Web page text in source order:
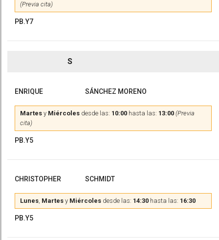
(Previa cita)
PB.Y7
S
ENRIQUE SÁNCHEZ MORENO
Martes y Miércoles desde las: 10:00 hasta las: 13:00 (Previa
cita)
PB.Y5
CHRISTOPHER SCHMIDT
Lunes, Martes y Miércoles desde las: 14:30 hasta las: 16:30
PB.Y5